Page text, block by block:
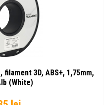
3D, ABS+, 1,75mm,
(White)